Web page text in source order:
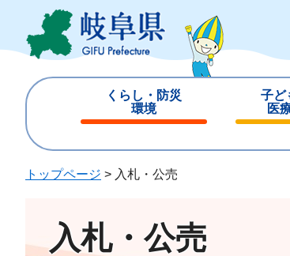
ジ
ュ
くらし・防災
環境
じ
子ど
医
じ
トップページ > 入札・公売
入札・公売